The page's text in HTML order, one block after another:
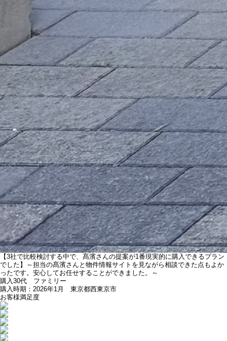
【3社で比較検討する中で、髙濱さんの提案が1番現実的に購入できるプラン
でした】～担当の髙濱さんと物件情報サイトを見ながら相談できた点もよか
ったです。安心してお任せすることができました。～
購入 30代 ファミリー
購入時期：2026年1月 東京都西東京市
お客様満足度